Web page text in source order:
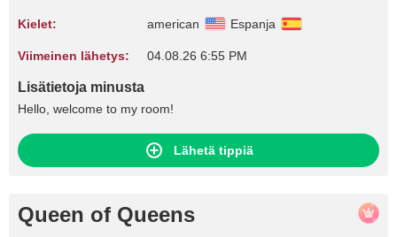
Kielet: american Espanja
Viimeinen lähetys: 04.08.26 6:55 PM
Lisätietoja minusta
Hello, welcome to my room!
Lähetä tippiä
Queen of Queens